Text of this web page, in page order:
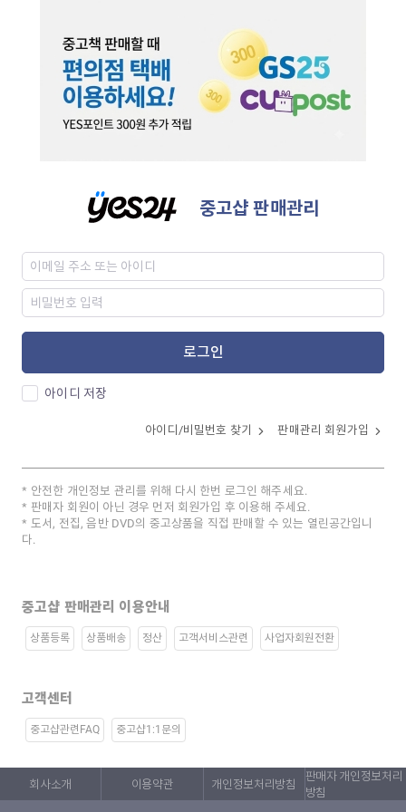
중고샵 판매관리
로그인
아이디 저장
아이디/비밀번호 찾기 판매관리 회원가입
안전한 개인정보 관리를 위해 다시 한번 로그인 해주세요.
판매자 회원이 아닌 경우 먼저 회원가입 후 이용해 주세요.
도서, 전집, 음반 DVD의 중고상품을 직접 판매할 수 있는 열린공간입니
다.
중고샵 판매관리 이용안내
상품등록 상품배송 정산 고객서비스관련 사업자회원전환
고객센터
중고샵관련FAQ 중고샵1:1문의
회사소개 이용약관 개인정보처리방침
판매자 개인정보처리
방침